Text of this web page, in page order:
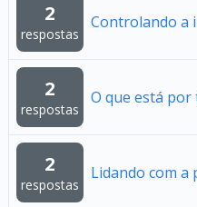
2
respostas
Controlando a
2
respostas
O que está
2
respostas
Lidando com a